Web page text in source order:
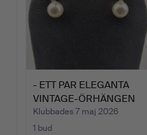
- ETT PAR ELEGANTA
VINTAGE-ÖRHÄNGEN
SWAROV…
Klubbades 7 maj 2026
1 bud